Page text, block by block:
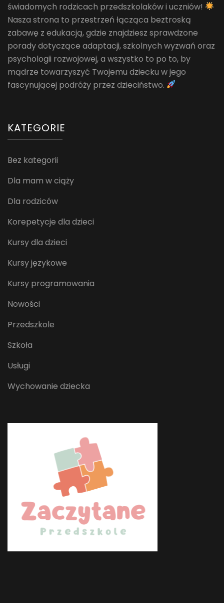
świadomych rodzicach przedszkolaków i uczniów!
Nasza strona to przestrzeń łącząca beztroską
zabawę z edukacją, gdzie znajdziesz sprawdzone
porady dotyczące adaptacji, szkolnych wyzwań oraz
psychologii rozwojowej, a wszystko to po to, by
mądrze towarzyszyć Twojemu dziecku w jego
fascynującej podróży przez dzieciństwo.
KATEGORIE
Bez kategorii
Dla mam w ciąży
Dla rodziców
Korepetycje dla dzieci
Kursy dla dzieci
Kursy językowe
Kursy programowania
Nowości
Przedszkole
Szkoła
Usługi
Wychowanie dziecka